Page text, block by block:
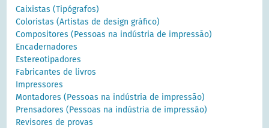
Caixistas (Tipógrafos)
Coloristas (Artistas de design gráfico)
Compositores (Pessoas na indústria de impressão)
Encadernadores
Estereotipadores
Fabricantes de livros
Impressores
Montadores (Pessoas na indústria de impressão)
Prensadores (Pessoas na indústria de impressão)
Revisores de provas